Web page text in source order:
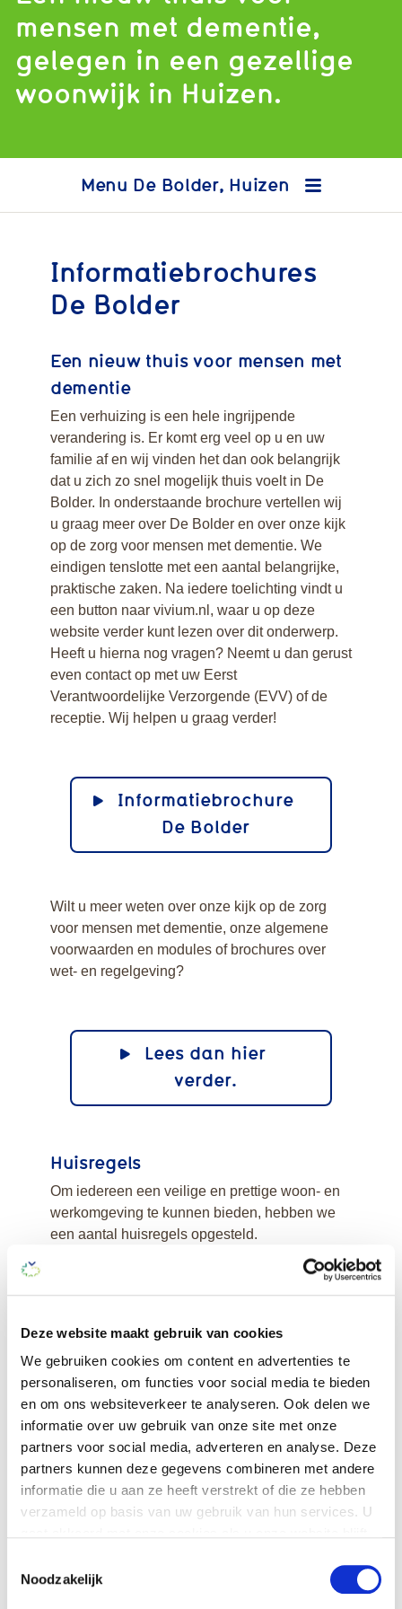
Deze website maakt gebruik van cookies
We gebruiken cookies om content en advertenties te
personaliseren, om functies voor social media te bieden
en om ons websiteverkeer te analyseren. Ook delen we
informatie over uw gebruik van onze site met onze
partners voor social media, adverteren en analyse. Deze
partners kunnen deze gegevens combineren met andere
informatie die u aan ze heeft verstrekt of die ze hebben
verzameld op basis van uw gebruik van hun services. U
Je kunt op elk moment je cookie-instellingen aanpassen
Noodzakelijk
mensen met dementie,
gelegen in een gezellige
woonwijk in Huizen.
De Bolder, Huizen
Informatiebrochures
De Bolder
Een nieuw thuis voor mensen met
dementie
Een verhuizing is een hele ingrijpende
verandering is. Er komt erg veel op u en uw
familie af en wij vinden het dan ook belangrijk
dat u zich zo snel mogelijk thuis voelt in De
Bolder. In onderstaande brochure vertellen wij
u graag meer over De Bolder en over onze kijk
op de zorg voor mensen met dementie. We
eindigen tenslotte met een aantal belangrijke,
praktische zaken. Na iedere toelichting vindt u
een button naar vivium.nl, waar u op deze
website verder kunt lezen over dit onderwerp.
Heeft u hierna nog vragen? Neemt u dan gerust
even contact op met uw Eerst
Verantwoordelijke Verzorgende (EVV) of de
receptie. Wij helpen u graag verder!
Informatiebrochure
De Bolder
Wilt u meer weten over onze kijk op de zorg
voor mensen met dementie, onze algemene
voorwaarden en modules of brochures over
wet- en regelgeving?
Lees dan hier
verder.
Huisregels
Om iedereen een veilige en prettige woon- en
werkomgeving te kunnen bieden, hebben we
een aantal huisregels opgesteld.
Tarieven aanvullende diensten
Bij De Bolder werken we met een aantal
aanvullende diensten. Bekijk de actuele
tarieven in het document.